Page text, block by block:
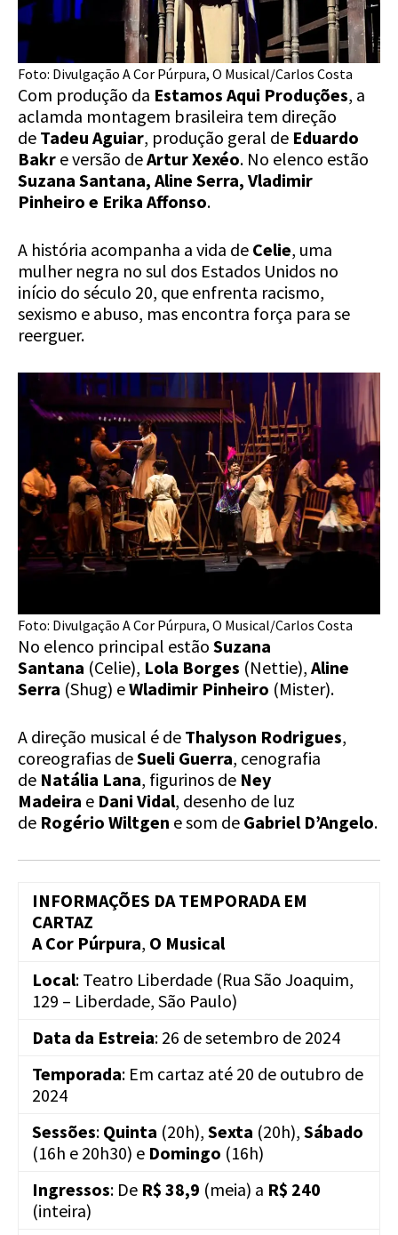
Foto: Divulgação A Cor Púrpura, O Musical/Carlos Costa
Com produção da Estamos Aqui Produções, a
aclamda montagem brasileira tem direção
de Tadeu Aguiar, produção geral de Eduardo
Bakr e versão deArtur Xexéo. No elenco estão
Suzana Santana, Aline Serra, Vladimir
Pinheiro e Erika Affonso.
A história acompanha a vida de Celie, uma
mulher negra no sul dos Estados Unidos no
início do século 20, que enfrenta racismo,
sexismo e abuso, mas encontra força para se
reerguer.
Foto: Divulgação A Cor Púrpura, O Musical/Carlos Costa
No elenco principal estão Suzana
Santana (Celie), Lola Borges (Nettie), Aline
Serra (Shug) eWladimir Pinheiro (Mister).
A direção musical é de Thalyson Rodrigues,
coreografias deSueli Guerra, cenografia
de Natália Lana, figurinos de Ney
Madeira e Dani Vidal, desenho de luz
de Rogério Wiltgen e som de Gabriel D’Angelo.
INFORMAÇÕES DA TEMPORADA EM
CARTAZ
A Cor Púrpura, O Musical
Local: Teatro Liberdade (Rua São Joaquim,
129 – Liberdade, São Paulo)
Data da Estreia: 26 de setembro de 2024
Temporada: Em cartaz até 20 de outubro de
2024
Sessões: Quinta (20h), Sexta (20h), Sábado
(16h e 20h30) e Domingo (16h)
Ingressos: De R$ 38,9 (meia) a R$ 240
(inteira)